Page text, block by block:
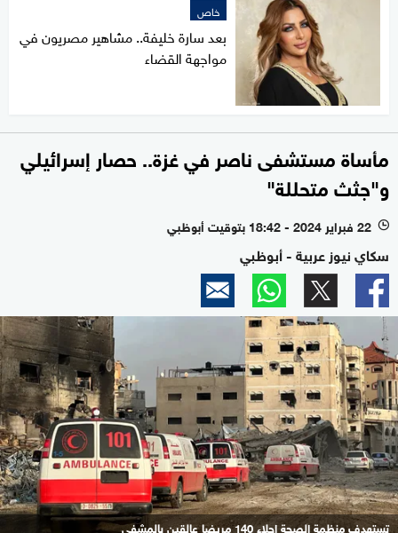
خاص
بعد سارة خليفة.. مشاهير مصريون في
مواجهة القضاء
مأساة مستشفى ناصر في غزة.. حصار إسرائيلي
و"جثث متحللة"
l 22 فبراير 2024 - 18:42 بتوقيت أبوظبي
سكاي نيوز عربية - أبوظبي
تستهدف منظمة الصحة إجلاء 140 مريضا عالقين بالمشفى